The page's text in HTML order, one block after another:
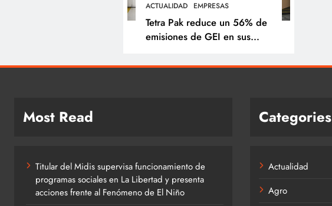
ACTUALIDAD EMPRESAS
Tetra Pak reduce un 56% de
emisiones de GEI en sus
soluciones para una industria
Most Read
Titular del Midis supervisa funcionamiento de
programas sociales en La Libertad y presenta
acciones frente al Fenómeno de El Niño
Categories
Actualidad
Agro